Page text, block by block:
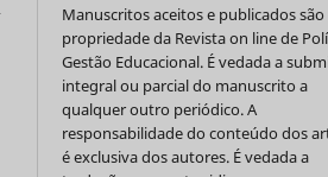
Manuscritos aceitos e publicados são
propriedade da Revista on line de
Gestão Educacional. É vedada a
integral ou parcial do manuscrito a
qualquer outro periódico. A
responsabilidade do conteúdo dos
é exclusiva dos autores. É vedada a